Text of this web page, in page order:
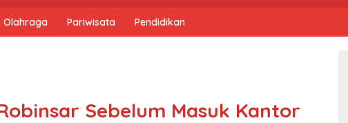
Olahraga Pariwisata Pendidikan
Sebelum Masuk Kantor